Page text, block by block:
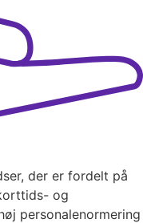
der er fordelt på
og
personalenormering